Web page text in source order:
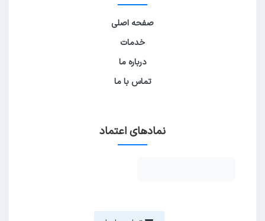
صفحه اصلی
خدمات
درباره ما
تماس با ما
نمادهای اعتماد